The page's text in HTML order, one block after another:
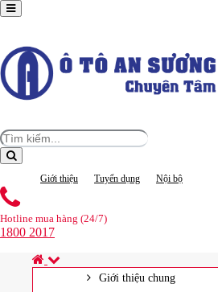
Giới thiệu Tuyển dụng Nội bộ
Hotline mua hàng (24/7)
1800 2017
Giới thiệu chung